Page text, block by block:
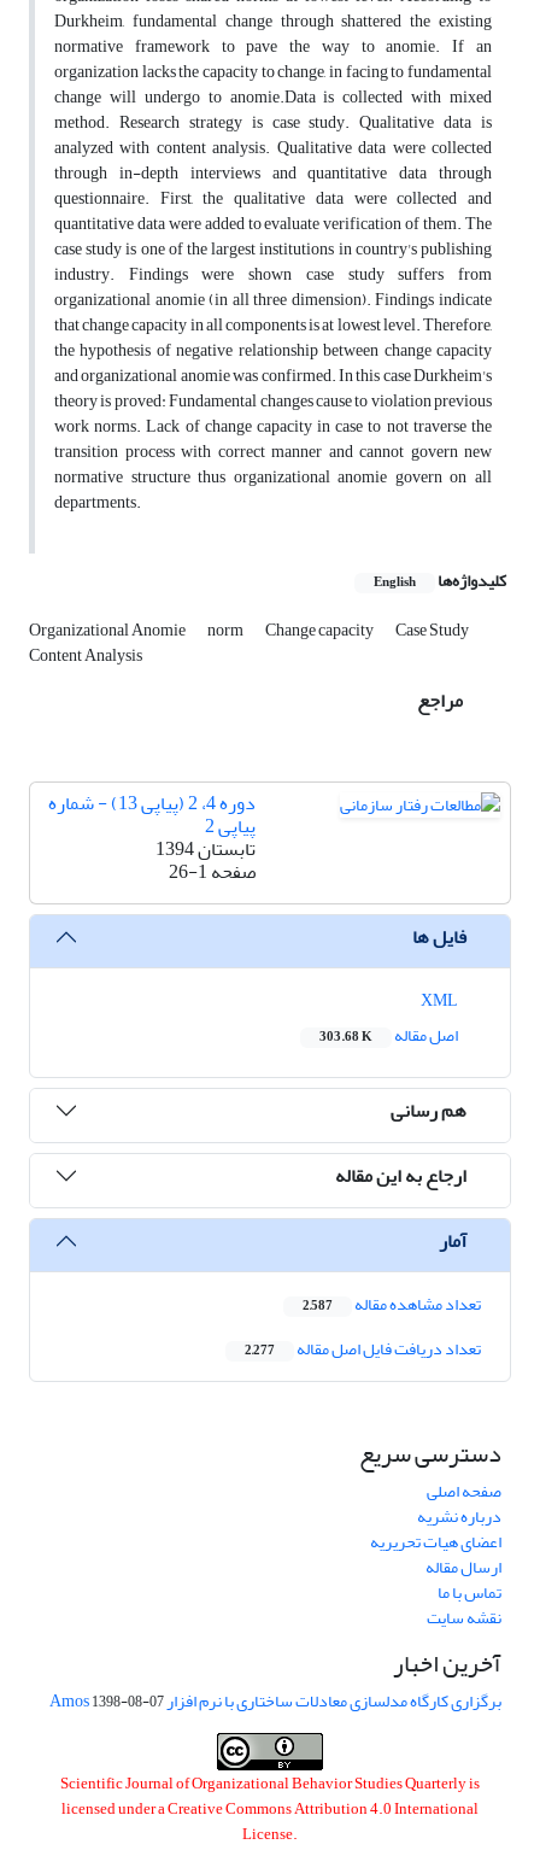
Durkheim, fundamental change through shattered the existing
normative framework to pave the way to anomie. If an
organization lacks the capacity to change, in facing to fundamental
change will undergo to anomie.Data is collected with mixed
method. Research strategy is case study. Qualitative data is
analyzed with content analysis. Qualitative data were collected
through in-depth interviews and quantitative data through
questionnaire. First, the qualitative data were collected and
quantitative data were added to evaluate verification of them. The
case study is one of the largest institutions in country's publishing
industry. Findings were shown case study suffers from
organizational anomie (in all three dimension). Findings indicate
that change capacity in all components is at lowest level. Therefore,
the hypothesis of negative relationship between change capacity
and organizational anomie was confirmed. In this case Durkheim's
theory is proved: Fundamental changes cause to violation previous
work norms. Lack of change capacity in case to not traverse the
transition process with correct manner and cannot govern new
normative structure thus organizational anomie govern on all
departments.
کلیدواژه‌ها English
Organizational Anomie norm Change capacity Case Study
Content Analysis
مراجع
دوره 4، 2 (پیاپی 13) - شماره
پیاپی 2
تابستان 1394
صفحه26-1
فایل ها
اصل مقاله
303.68 K
هم رسانی
ارجاع به این مقاله
آمار
تعداد مشاهده مقاله 2,587
تعداد دریافت فایل اصل مقاله 2,277
دسترسی سریع
صفحه اصلی
درباره نشریه
اعضای هیات تحریریه
ارسال مقاله
تماس با ما
نقشه سایت
آخرین اخبار
برگزاری کارگاه مدلسازی معادلات ساختاری با نرم افزار Amos1398-08-07
Scientific Journal of Organizational Behavior Studies Quarterly is
licensed under aCreative Commons Attribution 4.0 International
License.